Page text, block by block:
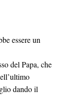
essere un
del Papa, che
dando il